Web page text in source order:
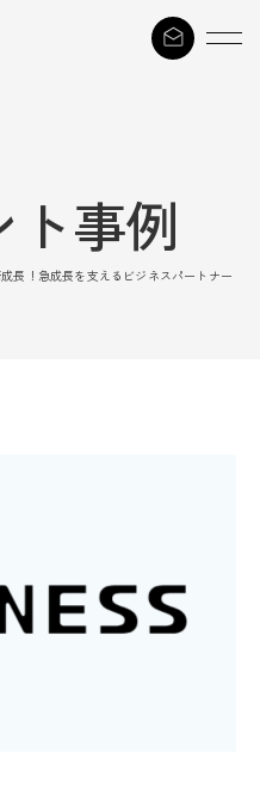
ト事例
長！急成長を支えるビジネスパートナー